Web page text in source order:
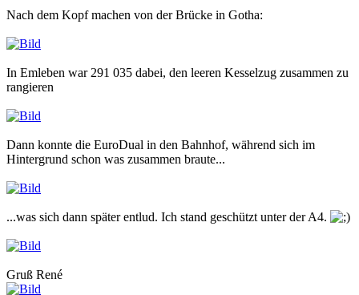
Nach dem Kopf machen von der Brücke in Gotha:
In Emleben war 291 035 dabei, den leeren Kesselzug zusammen zu
rangieren
Dann konnte die EuroDual in den Bahnhof, während sich im
Hintergrund schon was zusammen braute...
...was sich dann später entlud. Ich stand geschützt unter der A4.
Gruß René